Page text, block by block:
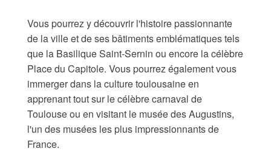
Vous pourrez y découvrir l'histoire passionnante
de la ville et de ses bâtiments emblématiques tels
que la Basilique Saint-Sernin ou encore la célèbre
Place du Capitole. Vous pourrez également vous
immerger dans la culture toulousaine en
apprenant tout sur le célèbre carnaval de
Toulouse ou en visitant le musée des Augustins,
l'un des musées les plus impressionnants de
France.